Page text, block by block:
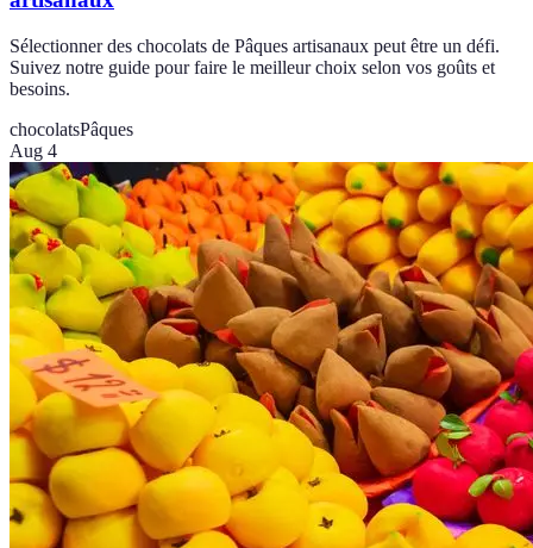
Sélectionner des chocolats de Pâques artisanaux peut être un défi.
Suivez notre guide pour faire le meilleur choix selon vos goûts et
besoins.
chocolatsPâques
Aug 4